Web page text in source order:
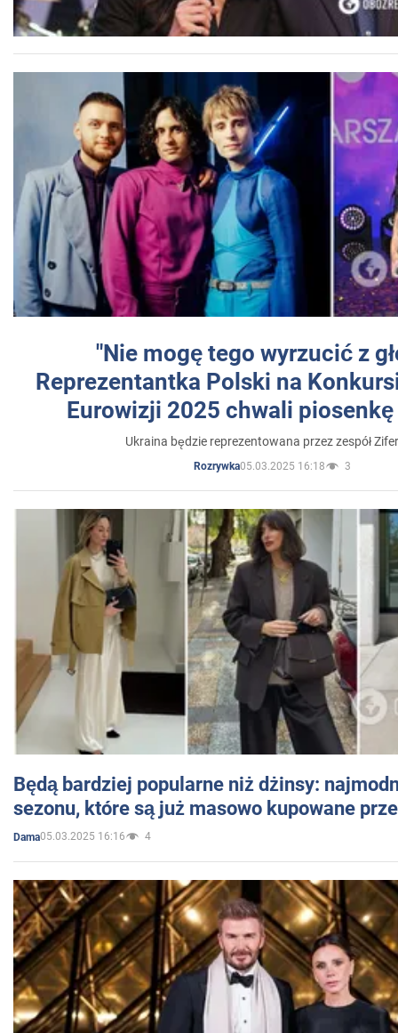
"Nie mogę tego wyrzucić z
Reprezentantka Polski na
Eurowizji 2025 chwali
Ukraina będzie reprezentowana przez zespół
Rozrywka05.03.2025 16:18 3
Będą bardziej popularne niż dżinsy:
sezonu, które są już masowo kupowane
Dama05.03.2025 16:16 4